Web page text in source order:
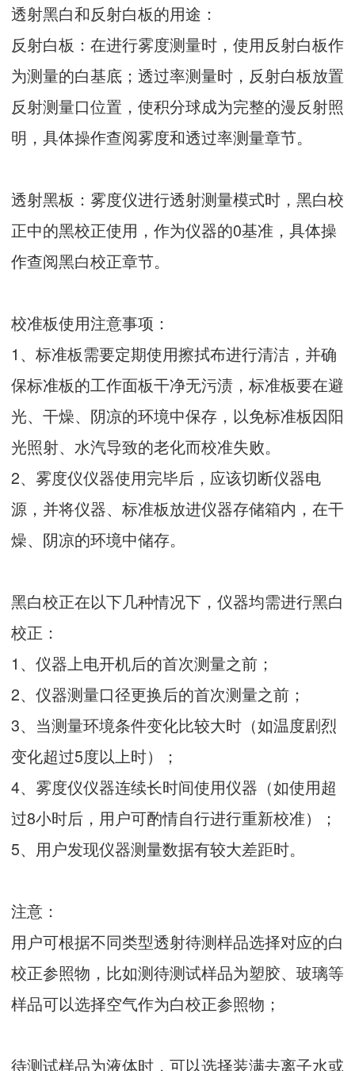
透射黑白和反射白板的用途：
反射白板：在进行雾度测量时，使用反射白板作
为测量的白基底；透过率测量时，反射白板放置
反射测量口位置，使积分球成为完整的漫反射照
明，具体操作查阅雾度和透过率测量章节。
透射黑板：雾度仪进行透射测量模式时，黑白校
正中的黑校正使用，作为仪器的0基准，具体操
作查阅黑白校正章节。
校准板使用注意事项：
1、标准板需要定期使用擦拭布进行清洁，并确
保标准板的工作面板干净无污渍，标准板要在避
光、干燥、阴凉的环境中保存，以免标准板因阳
光照射、水汽导致的老化而校准失败。
2、雾度仪仪器使用完毕后，应该切断仪器电
源，并将仪器、标准板放进仪器存储箱内，在干
燥、阴凉的环境中储存。
黑白校正在以下几种情况下，仪器均需进行黑白
校正：
1、仪器上电开机后的首次测量之前；
2、仪器测量口径更换后的首次测量之前；
3、当测量环境条件变化比较大时（如温度剧烈
变化超过5度以上时）；
4、雾度仪仪器连续长时间使用仪器（如使用超
过8小时后，用户可酌情自行进行重新校准）；
5、用户发现仪器测量数据有较大差距时。
注意：
用户可根据不同类型透射待测样品选择对应的白
校正参照物，比如测待测试样品为塑胶、玻璃等
样品可以选择空气作为白校正参照物；
待测试样品为液体时，可以选择装满去离子水或